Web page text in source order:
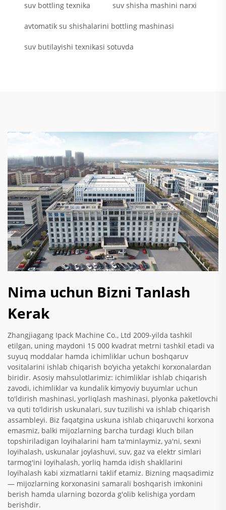
suv bottling texnika suv shisha mashini narxi
avtomatik su shishalarini bottling mashinasi
suv butilayishi texnikasi sotuvda
Nima uchun Bizni Tanlash
Kerak
Zhangjiagang Ipack Machine Co., Ltd 2009-yilda tashkil
etilgan, uning maydoni 15 000 kvadrat metrni tashkil etadi va
suyuq moddalar hamda ichimliklar uchun boshqaruv
vositalarini ishlab chiqarish bo‘yicha yetakchi korxonalardan
biridir. Asosiy mahsulotlarimiz: ichimliklar ishlab chiqarish
zavodi, ichimliklar va kundalik kimyoviy buyumlar uchun
to'ldirish mashinasi, yorliqlash mashinasi, plyonka paketlovchi
va quti to'ldirish uskunalari, suv tuzilishi va ishlab chiqarish
assambleyi. Biz faqatgina uskuna ishlab chiqaruvchi korxona
emasmiz, balki mijozlarning barcha turdagi kluch bilan
topshiriladigan loyihalarini ham ta'minlaymiz, ya'ni, sexni
loyihalash, uskunalar joylashuvi, suv, gaz va elektr simlari
tarmog'ini loyihalash, yorliq hamda idish shakllarini
loyihalash kabi xizmatlarni taklif etamiz. Bizning maqsadimiz
— mijozlarning korxonasini samarali boshqarish imkonini
berish hamda ularning bozorda g'olib kelishiga yordam
berishdir.